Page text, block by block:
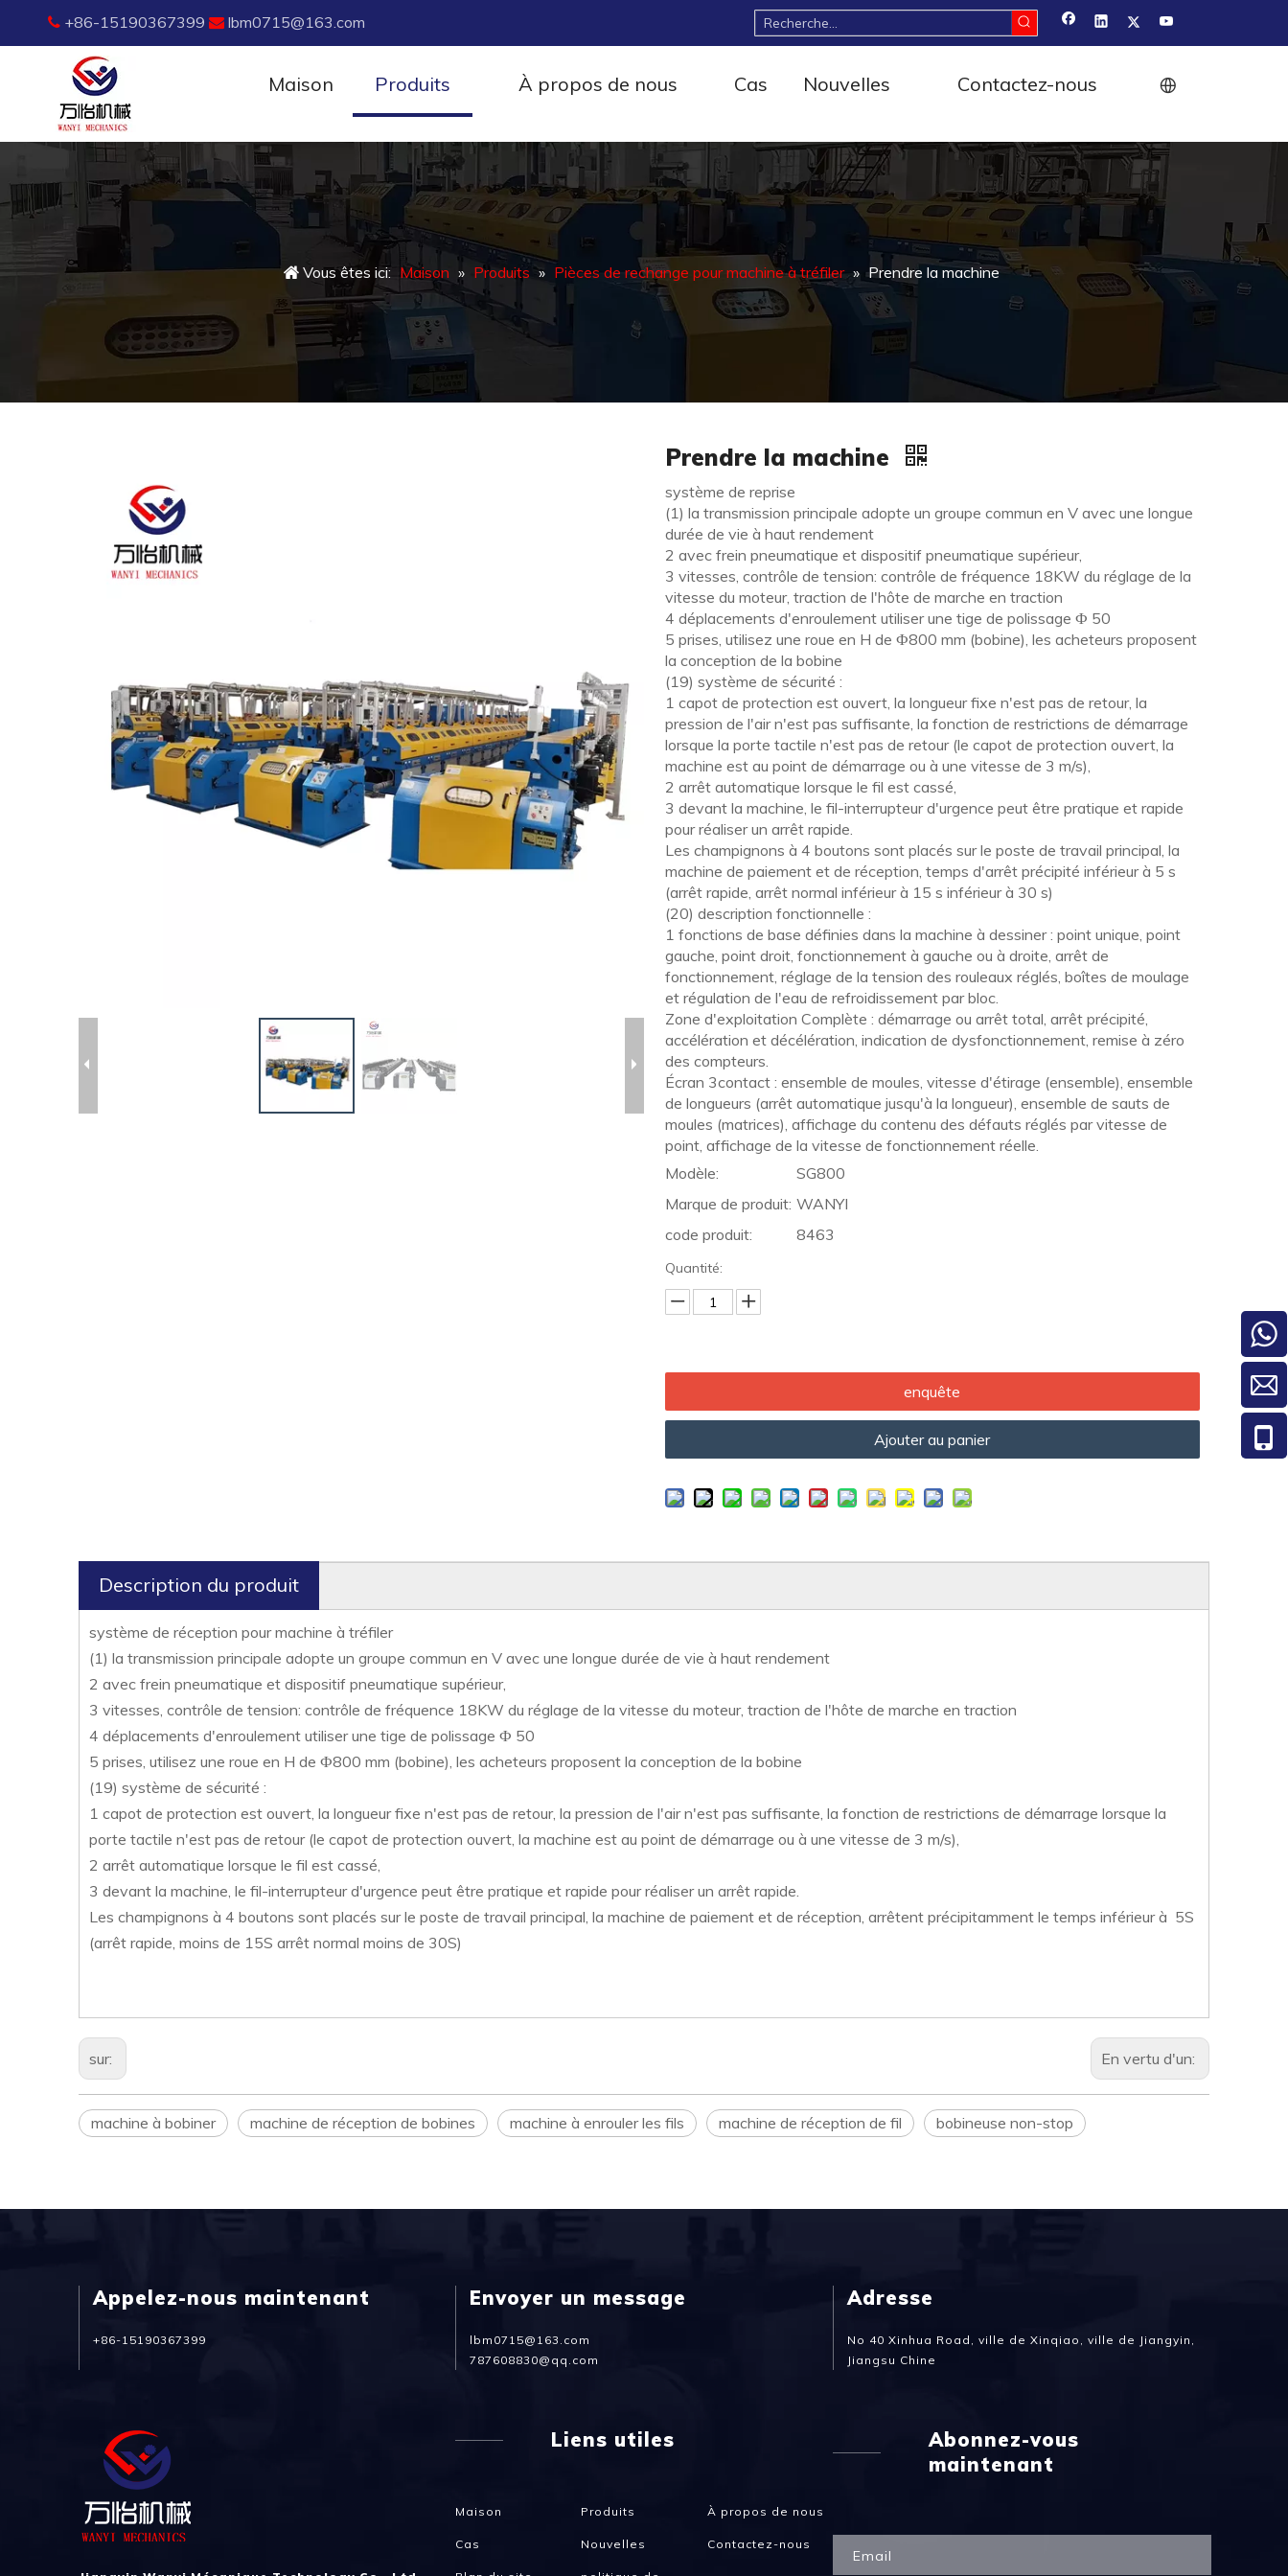
 +86-15190367399  lbm0715@163.com
Maison Produits À propos de nous Cas Nouvelles Contactez-nous
Vous êtes ici: Maison » Produits » Pièces de rechange pour machine à tréfiler » Prendre la machine
Prendre la machine
système de reprise
(1) la transmission principale adopte un groupe commun en V avec une longue
durée de vie à haut rendement
2 avec frein pneumatique et dispositif pneumatique supérieur,
3 vitesses, contrôle de tension: contrôle de fréquence 18KW du réglage de la
vitesse du moteur, traction de l'hôte de marche en traction
4 déplacements d'enroulement utiliser une tige de polissage Ф 50
5 prises, utilisez une roue en H de Ф800 mm (bobine), les acheteurs proposent
la conception de la bobine
(19) système de sécurité :
1 capot de protection est ouvert, la longueur fixe n'est pas de retour, la
pression de l'air n'est pas suffisante, la fonction de restrictions de démarrage
lorsque la porte tactile n'est pas de retour (le capot de protection ouvert, la
machine est au point de démarrage ou à une vitesse de 3 m/s),
2 arrêt automatique lorsque le fil est cassé,
3 devant la machine, le fil-interrupteur d'urgence peut être pratique et rapide
pour réaliser un arrêt rapide.
Les champignons à 4 boutons sont placés sur le poste de travail principal, la
machine de paiement et de réception, temps d'arrêt précipité inférieur à 5 s
(arrêt rapide, arrêt normal inférieur à 15 s inférieur à 30 s)
(20) description fonctionnelle :
1 fonctions de base définies dans la machine à dessiner : point unique, point
gauche, point droit, fonctionnement à gauche ou à droite, arrêt de
fonctionnement, réglage de la tension des rouleaux réglés, boîtes de moulage
et régulation de l'eau de refroidissement par bloc.
Zone d'exploitation Complète : démarrage ou arrêt total, arrêt précipité,
accélération et décélération, indication de dysfonctionnement, remise à zéro
des compteurs.
Écran 3contact : ensemble de moules, vitesse d'étirage (ensemble), ensemble
de longueurs (arrêt automatique jusqu'à la longueur), ensemble de sauts de
moules (matrices), affichage du contenu des défauts réglés par vitesse de
point, affichage de la vitesse de fonctionnement réelle.
Modèle:
SG800
Marque de produit: WANYI
code produit:
8463
Quantité:
enquête
Ajouter au panier
Description du produit
système de réception pour machine à tréfiler
(1) la transmission principale adopte un groupe commun en V avec une longue durée de vie à haut rendement
2 avec frein pneumatique et dispositif pneumatique supérieur,
3 vitesses, contrôle de tension: contrôle de fréquence 18KW du réglage de la vitesse du moteur, traction de l'hôte de marche en traction
4 déplacements d'enroulement utiliser une tige de polissage Ф 50
5 prises, utilisez une roue en H de Ф800 mm (bobine), les acheteurs proposent la conception de la bobine
(19) système de sécurité :
1 capot de protection est ouvert, la longueur fixe n'est pas de retour, la pression de l'air n'est pas suffisante, la fonction de restrictions de démarrage lorsque la
porte tactile n'est pas de retour (le capot de protection ouvert, la machine est au point de démarrage ou à une vitesse de 3 m/s),
2 arrêt automatique lorsque le fil est cassé,
3 devant la machine, le fil-interrupteur d'urgence peut être pratique et rapide pour réaliser un arrêt rapide.
Les champignons à 4 boutons sont placés sur le poste de travail principal, la machine de paiement et de réception, arrêtent précipitamment le temps inférieur à 5S
(arrêt rapide, moins de 15S arrêt normal moins de 30S)
sur: En vertu d'un:
machine à bobiner machine de réception de bobines machine à enrouler les fils machine de réception de fil bobineuse non-stop
Appelez-nous maintenant
+86-15190367399
Envoyer un message
lbm0715@163.com
787608830@qq.com
Adresse
No 40 Xinhua Road, ville de Xinqiao, ville de Jiangyin,
Jiangsu Chine
Liens utiles
Maison Produits À propos de nous
Cas Nouvelles Contactez-nous
Abonnez-vous
maintenant